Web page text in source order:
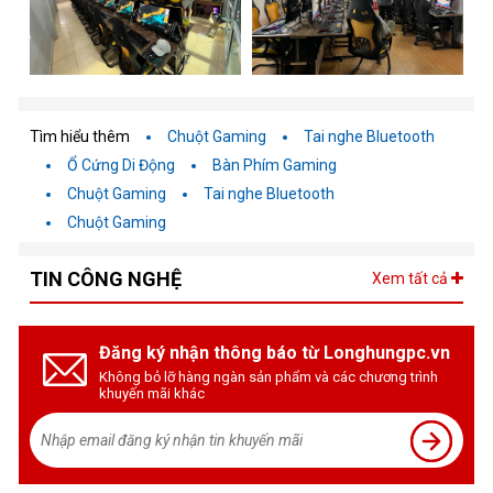
Tìm hiểu thêm Chuột Gaming
Tai nghe Bluetooth
Ổ Cứng Di Động
Bàn Phím Gaming
Chuột Gaming
Tai nghe Bluetooth
Chuột Gaming
TIN CÔNG NGHỆ Xem tất cả
Đăng ký nhận thông báo từ Longhungpc.vn
Không bỏ lỡ hàng ngàn sản phẩm và các chương trình
khuyến mãi khác